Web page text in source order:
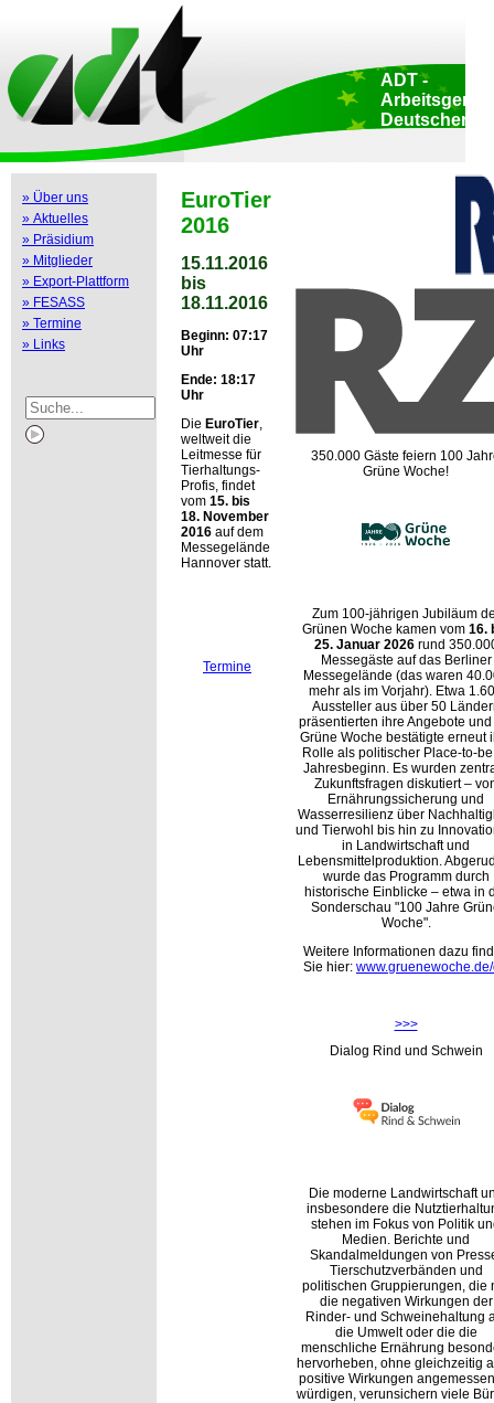
Datenschutz
::
ADT -
Deutscher
Adenauerallee
Bonn •
Büro Brüssel:
Luxembourg 47-
Brüssel • Belgien
» Über uns
» Aktuelles
» Präsidium
» Mitglieder
» Export-Plattform
» FESASS
» Termine
» Links
EuroTier
2016
15.11.2016
bis
18.11.2016
Beginn: 07:17
Uhr
Ende: 18:17
Uhr
Die EuroTier,
weltweit die
Leitmesse für
Tierhaltungs-
Profis, findet
vom 15. bis
18. November
2016 auf dem
Messegelände
Hannover statt.
Termine
350.000 Gäste feiern 100
Grüne Woche!
Zum 100-jährigen Jubiläum
Grünen Woche kamen vom 16.
25. Januar 2026 rund
Messegäste auf das Berliner
Messegelände (das waren
mehr als im Vorjahr). Etwa
Aussteller aus über 50
präsentierten ihre Angebote
Grüne Woche bestätigte erneut
Rolle als politischer Place-to-
Jahresbeginn. Es wurden
Zukunftsfragen diskutiert –
Ernährungssicherung und
Wasserresilienz über
und Tierwohl bis hin zu
in Landwirtschaft und
Lebensmittelproduktion.
wurde das Programm durch
historische Einblicke – etwa in
Sonderschau
100 Jahre
Woche .
Weitere Informationen dazu
Sie hier:
>>>
Dialog Rind und Schwein
Die moderne Landwirtschaft
insbesondere die
stehen im Fokus von Politik
Medien. Berichte und
Skandalmeldungen von
Tierschutzverbänden und
politischen Gruppierungen, die
die negativen Wirkungen der
Rinder- und Schweinehaltung
die Umwelt oder die die
menschliche Ernährung
hervorheben, ohne gleichzeitig
positive Wirkungen
würdigen, verunsichern viele